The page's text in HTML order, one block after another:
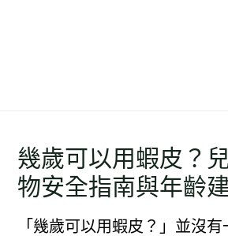
幾歲可以用蝦皮？
物安全指南與年齡
「幾歲可以用蝦皮？」並沒